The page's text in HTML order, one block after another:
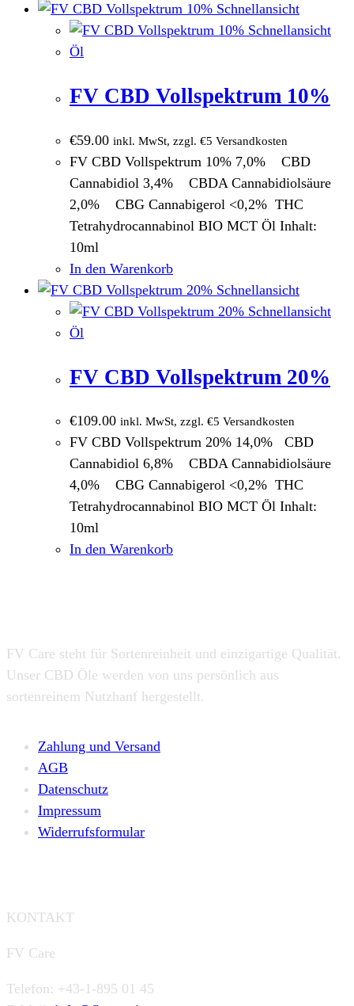
Schnellansicht
Schnellansicht
Öl
FV CBD Vollspektrum 10%
€59.00 inkl. MwSt, zzgl. €5 Versandkosten
FV CBD Vollspektrum 10% 7,0% CBD
Cannabidiol 3,4% CBDA Cannabidiolsäure
2,0% CBG Cannabigerol <0,2% THC
Tetrahydrocannabinol BIO MCT Öl Inhalt:
10ml
In den Warenkorb
Schnellansicht
Schnellansicht
Öl
FV CBD Vollspektrum 20%
€109.00 inkl. MwSt, zzgl. €5 Versandkosten
FV CBD Vollspektrum 20% 14,0% CBD
Cannabidiol 6,8% CBDA Cannabidiolsäure
4,0% CBG Cannabigerol <0,2% THC
Tetrahydrocannabinol BIO MCT Öl Inhalt:
10ml
In den Warenkorb
FV Care steht für Sortenreinheit und einzigartige Qualität.
Unser CBD Öle werden von uns persönlich aus
sortenreinem Nutzhanf hergestellt.
Zahlung und Versand
AGB
Datenschutz
Impressum
Widerrufsformular
KONTAKT
FV Care
Telefon: +43-1-895 01 45